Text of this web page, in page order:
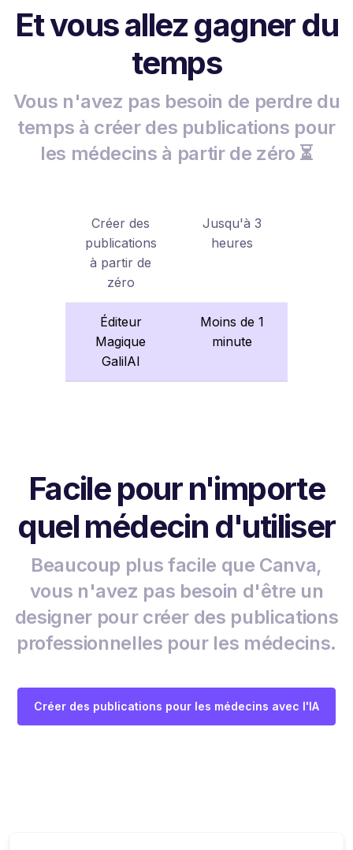
Et vous allez gagner du
temps
Vous n'avez pas besoin de perdre du
temps à créer des publications pour
les médecins à partir de zéro ⏳
Créer des
publications
à partir de
zéro
Jusqu'à 3
heures
Éditeur
Magique
GalilAI
Moins de 1
minute
Facile pour n'importe
quel médecin d'utiliser
Beaucoup plus facile que Canva,
vous n'avez pas besoin d'être un
designer pour créer des publications
professionnelles pour les médecins.
Créer des publications pour les médecins avec l'IA